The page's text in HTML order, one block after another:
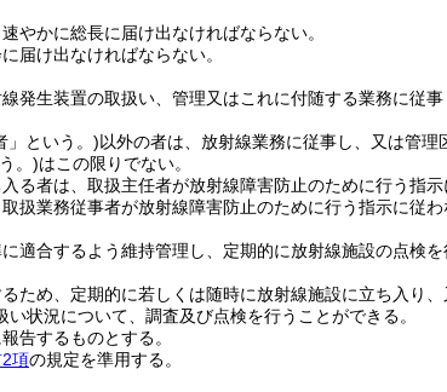
やかに総長に届け出なければならない。
届け出なければならない。
発生装置の取扱い、管理又はこれに付随する業務に従
」という。)以外の者は、放射線業務に従事し、又は管理
。)はこの限りでない。
る者は、取扱主任者が放射線障害防止のために行う指示
扱業務従事者が放射線障害防止のために行う指示に従わ
適合するよう維持管理し、定期的に放射線施設の点検
ため、定期的に若しくは随時に放射線施設に立ち入り
状況について、調査及び点検を行うことができる。
告するものとする。
項の規定を準用する。